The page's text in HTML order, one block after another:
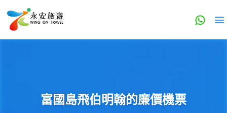
富國島飛伯明翰的廉價機票